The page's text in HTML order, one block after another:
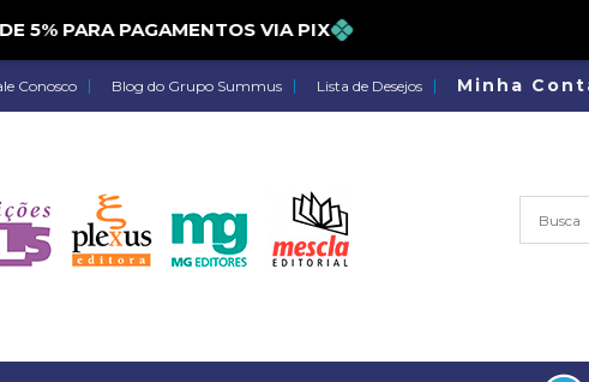
5% PARA PAGAMENTOS VIA PIX
Conosco Blog do Grupo Summus Lista de Desejos Minha